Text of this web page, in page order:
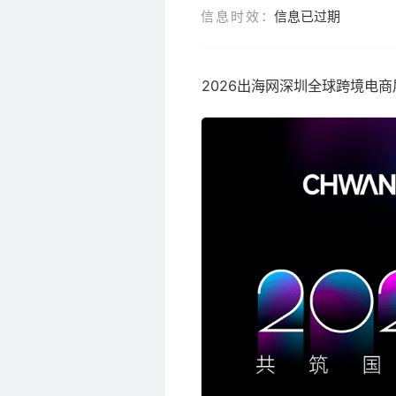
信息时效： 信息已过期
2026出海网深圳全球跨境电商